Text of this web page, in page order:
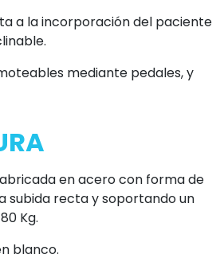
a la incorporación del paciente
mediante pedales, y
en acero con forma de
subida recta y soportando un
Kg.
blanco.